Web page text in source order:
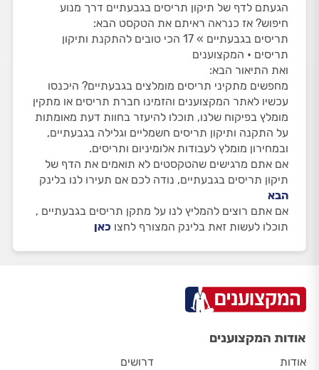
הגעתם לדף של תיקון תריסים בגבעתיים דרך מנוע
חיפוש? אז כנראה ראיתם את הטקסט הבא:
תריסים בגבעתיים » 17 הכי טובים להתקנת ותיקון
תריסים • המקצוענים
ואת התיאור הבא:
מחפשים מתקיני תריסים מומלצים בגבעתיים? היכנסו
עכשיו לאתר המקצוענים והזמינו חברת תריסים או מתקין
מומלץ בפיקוח שלנו, תוכלו להיעזר בחוות דעת מאומתות
על התקנה ותיקון תריסים חשמליים וגלילה בגבעתיים,
ובמחירון מומלץ לעבודות אלומיניום ותריסים.
אם אתם מרגישים שהטקסטים לא תואמים את הדף של
תיקון תריסים בגבעתיים, נודה לכם אם תעירו לנו בלינק
הבא
אם אתם רוצים להמליץ לנו על מתקן תריסים בגבעתיים ,
תוכלו לעשות זאת בלינק המצורף לחצו כאן
אודות המקצוענים
אודות
דרושים